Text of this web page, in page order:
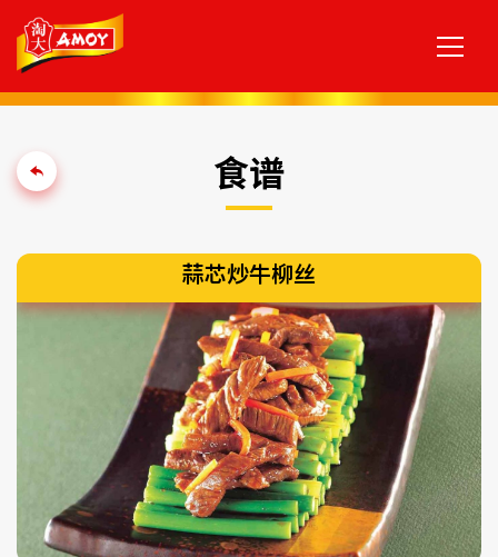
食谱
蒜芯炒牛柳丝